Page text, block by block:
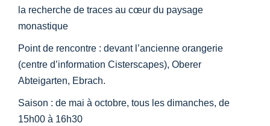
la recherche de traces au cœur du paysage
monastique
Point de rencontre : devant l’ancienne orangerie
(centre d’information Cisterscapes), Oberer
Abteigarten, Ebrach.
Saison : de mai à octobre, tous les dimanches, de
15h00 à 16h30